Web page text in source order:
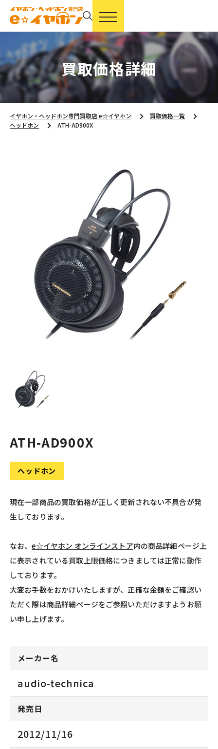
買取価格詳細
イヤホン・ヘッドホン専門買取店 e☆イヤホン
買取価格一覧
ヘッドホン
ATH-AD900X
ATH-AD900X
ヘッドホン
現在一部商品の買取価格が正しく更新されない不具合が発
生しております。
なお、e☆イヤホン オンラインストア内の商品詳細ページ上
に表示されている買取上限価格につきましては正常に動作
しております。
大変お手数をおかけいたしますが、正確な金額をご確認い
ただく際は商品詳細ページをご参照いただけますようお願
い申し上げます。
メーカー名
audio-technica
発売日
2012/11/16